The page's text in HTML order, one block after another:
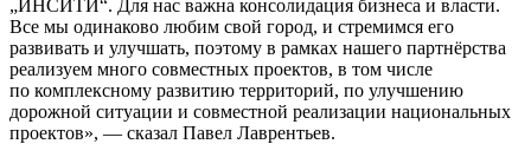
„ИНСИТИ“. Для нас важна консолидация бизнеса и власти.
Все мы одинаково любим свой город, и стремимся его
развивать и улучшать, поэтому в рамках нашего партнёрства
реализуем много совместных проектов, в том числе
по комплексному развитию территорий, по улучшению
дорожной ситуации и совместной реализации национальных
проектов», — сказал Павел Лаврентьев.